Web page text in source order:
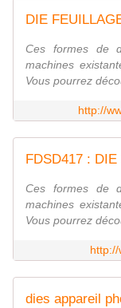
Ces formes de
machines
Vous pourrez
http://
FDSD417 :
Ces formes de
machines
Vous pourrez
dies appareil